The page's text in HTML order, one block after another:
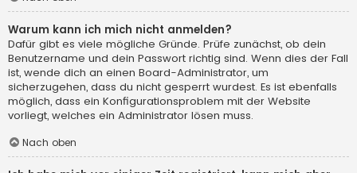
Warum kann ich mich nicht anmelden?
Dafür gibt es viele mögliche Gründe. Prüfe zunächst, ob dein
Benutzername und dein Passwort richtig sind. Wenn dies der Fall
ist, wende dich an einen Board-Administrator, um
sicherzugehen, dass du nicht gesperrt wurdest. Es ist ebenfalls
möglich, dass ein Konfigurationsproblem mit der Website
vorliegt, welches ein Administrator lösen muss.
Nach oben